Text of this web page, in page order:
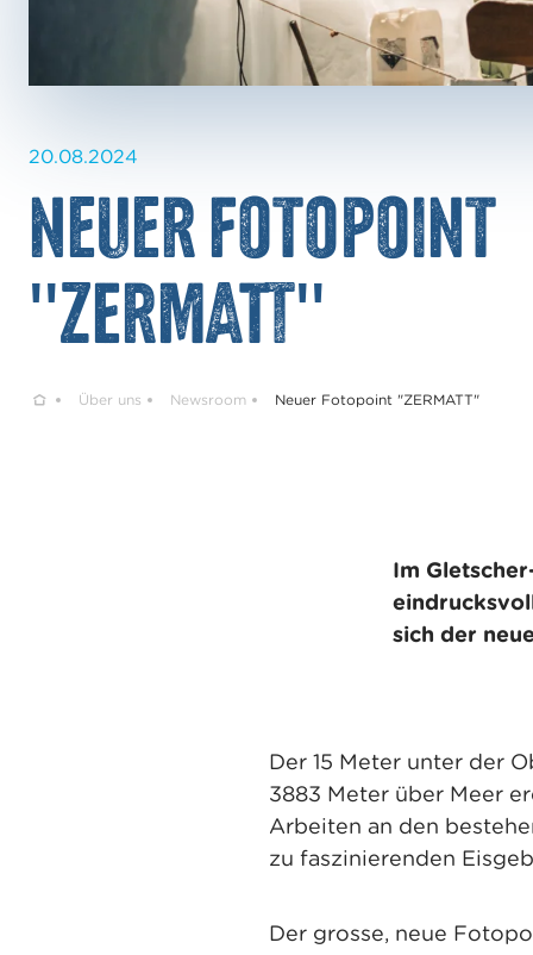
20.08.2024
Neuer Fotopoint
"ZERMATT"
HomeÜber uns Newsroom Neuer Fotopoint "ZERMATT"
Im
sich der
Der 15 Meter unter der
3883 Meter über Meer
Arbeiten an den
zu faszinierenden
Der grosse, neue